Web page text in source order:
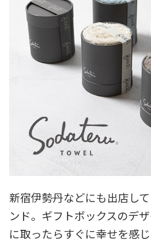
新宿伊勢丹などにも出店し
ンド。ギフトボックスのデ
に取ったらすぐに幸せを感じ